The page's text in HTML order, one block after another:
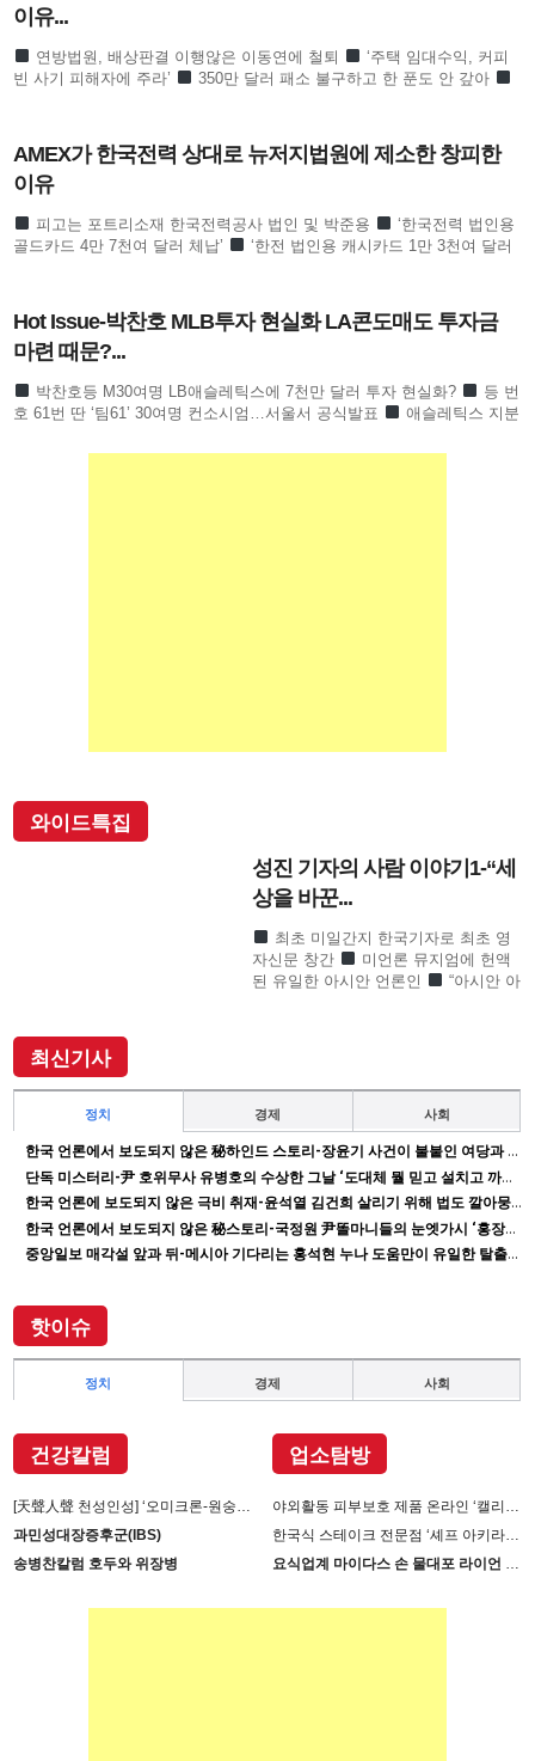
이유...
연방법원, 배상판결 이행않은 이동연에 철퇴
‘주택 임대수익, 커피
빈 사기 피해자에 주라’
350만 달러 패소 불구하고 한 푼도 안 갚아
AMEX가 한국전력 상대로 뉴저지법원에 제소한 창피한
이유
피고는 포트리소재 한국전력공사 법인 및 박준용
‘한국전력 법인용
골드카드 4만 7천여 달러 체납’
‘한전 법인용 캐시카드 1만 3천여 달러
Hot Issue-박찬호 MLB투자 현실화 LA콘도매도 투자금
마련 때문?...
박찬호등 M30여명 LB애슬레틱스에 7천만 달러 투자 현실화?
등 번
호 61번 딴 ‘팀61’ 30여명 컨소시엄…서울서 공식발표
애슬레틱스 지분
와이드특집
성진 기자의 사람 이야기1-“세
상을 바꾼...
최초 미일간지 한국기자로 최초 영
자신문 창간
미언론 뮤지엄에 헌액
된 유일한 아시안 언론인
“아시안 아
최신기사
정치 경제 사회
한국 언론에서 보도되지 않은 秘하인드 스토리-장윤기 사건이 불붙인 여당과 검찰의 보완 수사권 전쟁
단독 미스터리-尹 호위무사 유병호의 수상한 그날 ‘도대체 뭘 믿고 설치고 까부나 했더니…’
한국 언론에 보도되지 않은 극비 취재-윤석열 김건희 살리기 위해 법도 깔아뭉갠 심우정의 자충수
한국 언론에서 보도되지 않은 秘스토리-국정원 尹똘마니들의 눈엣가시 ‘홍장원’ 죽이기
중앙일보 매각설 앞과 뒤-메시아 기다리는 홍석현 누나 도움만이 유일한 탈출구인데 …
핫이슈
정치 경제 사회
건강칼럼
[天聲人聲 천성인성] ‘오미크론-원숭이 두창’장난 아니다
과민성대장증후군(IBS)
송병찬칼럼 호두와 위장병
업소탐방
야외활동 피부보호 제품 온라인 ‘캘리제이’(Cali-j)에서 판매
한국식 스테이크 전문점 ‘셰프 아키라백의 AB스테이크’ 진출
요식업계 마이다스 손 물대포 라이언 손 사장의 인생 필살기